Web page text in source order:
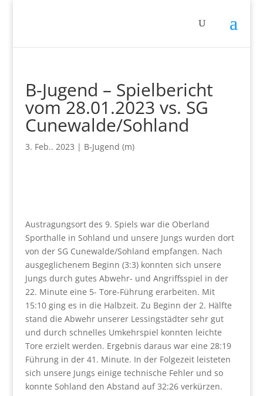
B-Jugend – Spielbericht
vom 28.01.2023 vs. SG
Cunewalde/Sohland
3. Feb.. 2023 | B-Jugend (m)
Austragungsort des 9. Spiels war die Oberland
Sporthalle in Sohland und unsere Jungs wurden dort
von der SG Cunewalde/Sohland empfangen. Nach
ausgeglichenem Beginn (3:3) konnten sich unsere
Jungs durch gutes Abwehr- und Angriffsspiel in der
22. Minute eine 5- Tore-Führung erarbeiten. Mit
15:10 ging es in die Halbzeit. Zu Beginn der 2. Hälfte
stand die Abwehr unserer Lessingstädter sehr gut
und durch schnelles Umkehrspiel konnten leichte
Tore erzielt werden. Ergebnis daraus war eine 28:19
Führung in der 41. Minute. In der Folgezeit leisteten
sich unsere Jungs einige technische Fehler und so
konnte Sohland den Abstand auf 32:26 verkürzen.